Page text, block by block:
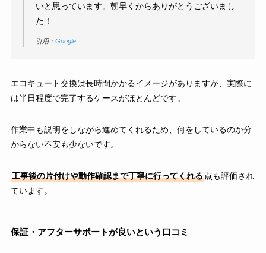
いと思っています。朝早くからありがとうございまし
た！
引用： Google
エコキュート交換は長時間かかるイメージがありますが、実際に
は半日程度で完了するケースがほとんどです。
作業中も説明をしながら進めてくれるため、何をしているのか分
からない不安も少ないです。
工事後の片付けや動作確認まで丁寧に行ってくれる点も評価され
ています。
保証・アフターサポートが良いという口コミ